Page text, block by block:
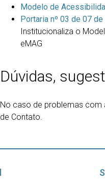
Modelo de
Portaria nº 03 de 07
Institucionaliza o
eMAG
Dúvidas,
No caso de problemas com
de Contato.